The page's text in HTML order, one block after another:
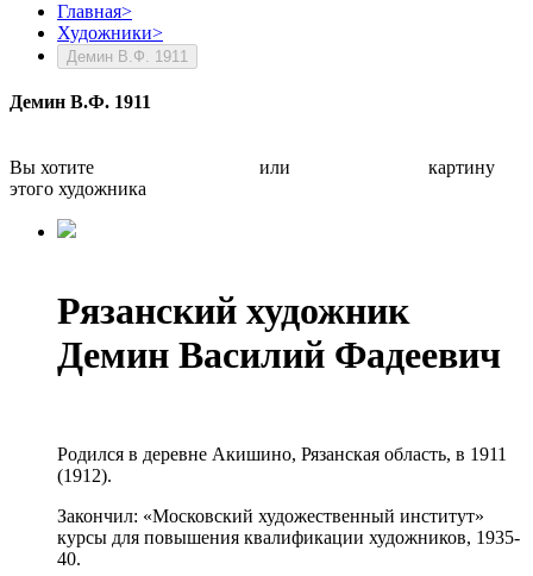
Главная>
Художники>
Демин В.Ф. 1911
Демин В.Ф. 1911
Вы хотите или
картину
этого художника
Рязанский художник
Демин Василий Фадеевич
Родился в деревне Акишино, Рязанская область, в 1911
(1912).
Закончил: «Московский художественный институт»
курсы для повышения квалификации художников, 1935-
40.